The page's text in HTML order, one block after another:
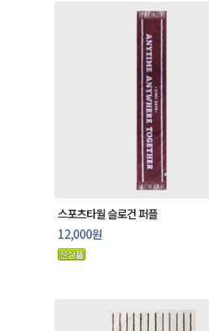
스포츠타월 슬로건 퍼플
12,000원